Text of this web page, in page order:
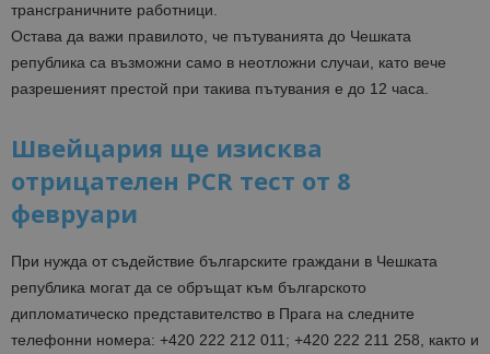
трансграничните работници.
Остава да важи правилото, че пътуванията до Чешката
република са възможни само в неотложни случаи, като вече
разрешеният престой при такива пътувания е до 12 часа.
Швейцария ще изисква
отрицателен PCR тест от 8
февруари
При нужда от съдействие българските граждани в Чешката
република могат да се обръщат към българското
дипломатическо представителство в Прага на следните
телефонни номера: +420 222 212 011; +420 222 211 258, както и